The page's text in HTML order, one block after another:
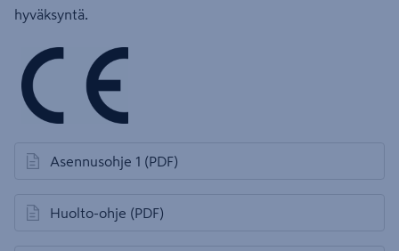
hyväksyntä.
Asennusohje 1 (PDF)
avautuu uuteen välilehteen
Huolto-ohje (PDF)
avautuu uuteen välilehteen